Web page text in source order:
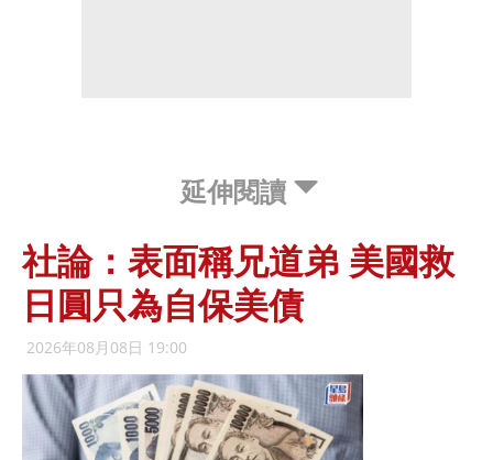
延伸閱讀
社論：表面稱兄道弟 美國救
日圓只為自保美債
2026年08月08日 19:00